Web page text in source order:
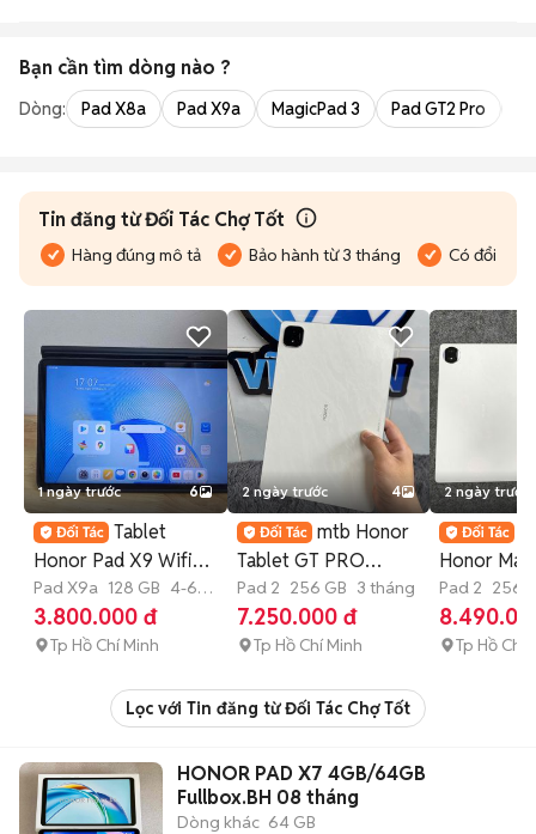
Bạn cần tìm dòng nào ?
Dòng: Pad X8a Pad X9a MagicPad 3 Pad GT2 Pro
Tin đăng từ Đối Tác Chợ Tốt
Hàng đúng mô tả Bảo hành từ 3 tháng Có đổi trả
1 ngày trước 6
Tablet
Honor Pad X9 Wifi
4GB,6GB ,8GB / 128-
256GB
Pad X9a 128 GB 4-6
tháng
3.800.000 đ
Tp Hồ Chí Minh
2 ngày trước 4
mtb Honor
Tablet GT PRO
12.3inch - 99%
Pad 2 256 GB 3 tháng
7.250.000 đ
Tp Hồ Chí Minh
2 ngày trước
Honor
12.3 inch
Pad 2 256
Tp Hồ Chí
Lọc với Tin đăng từ Đối Tác Chợ Tốt
HONOR PAD X7 4GB/64GB
Fullbox.BH 08 tháng
Dòng khác 64 GB